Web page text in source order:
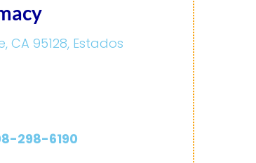
CA 95128, Estados
298-6190